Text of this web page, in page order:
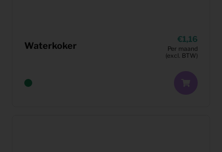
Waterkoker
1,16
Per maand
(excl. BTW)